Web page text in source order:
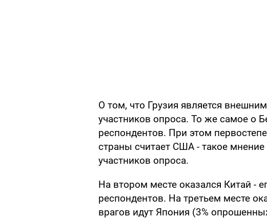
О том, что Грузия является
участников опроса. То же самое о
респондентов. При этом
страны считает США - такое
участников опроса.
На втором месте оказался Китай -
респондентов. На третьем месте
врагов идут Япония (3%